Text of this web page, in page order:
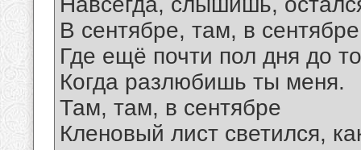
В сентябре, там, в
Где ещё почти пол дня до
Когда разлюбишь ты меня.
Там, там, в сентябре
Кленовый лист светился,